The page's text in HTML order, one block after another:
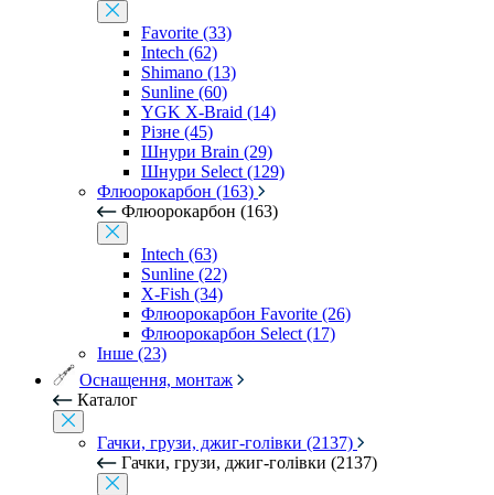
Favorite (33)
Intech (62)
Shimano (13)
Sunline (60)
YGK X-Braid (14)
Різне (45)
Шнури Brain (29)
Шнури Select (129)
Флюорокарбон (163)
Флюорокарбон (163)
Intech (63)
Sunline (22)
X-Fish (34)
Флюорокарбон Favorite (26)
Флюорокарбон Select (17)
Інше (23)
Оснащення, монтаж
Каталог
Гачки, грузи, джиг-голівки (2137)
Гачки, грузи, джиг-голівки (2137)